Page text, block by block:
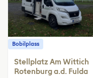
Bobilplass
Stellplatz Am Wittich
Rotenburg a.d. Fulda